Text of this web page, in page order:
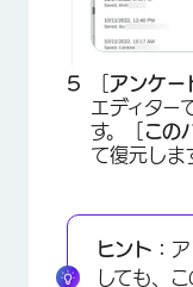
アンケー
エディター
す。［ この
て復元しま
ヒント：
しても、